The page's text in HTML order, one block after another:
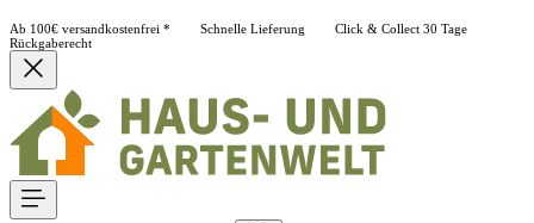
Ab 100€ versandkostenfrei * Schnelle Lieferung Click & Collect 30 Tage
Rückgaberecht